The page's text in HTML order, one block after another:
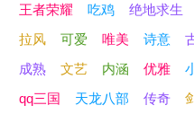
王者荣耀 吃鸡 绝地求生
拉风
可爱 唯美 诗意
成熟
文艺 内涵 优雅
qq三国
天龙八部 传奇